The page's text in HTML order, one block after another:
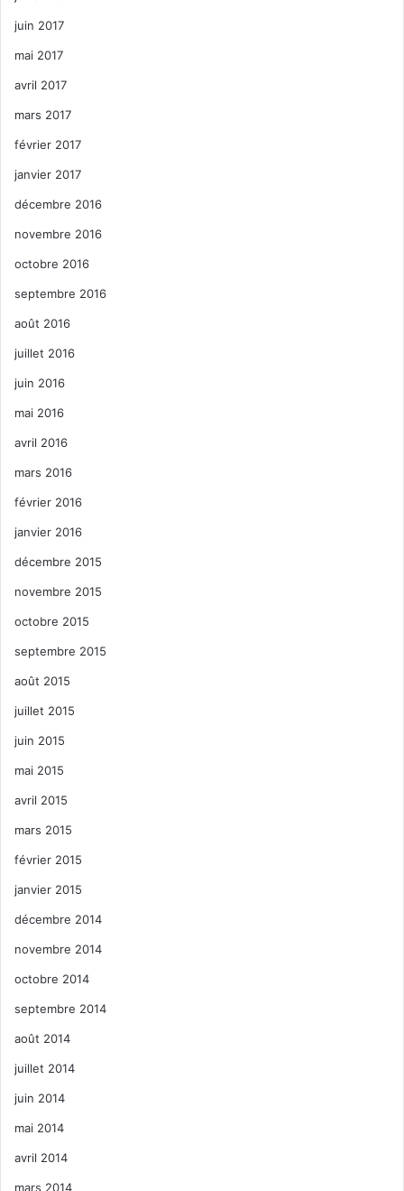
juin 2017
mai 2017
avril 2017
mars 2017
février 2017
janvier 2017
décembre 2016
novembre 2016
octobre 2016
septembre 2016
août 2016
juillet 2016
juin 2016
mai 2016
avril 2016
mars 2016
février 2016
janvier 2016
décembre 2015
novembre 2015
octobre 2015
septembre 2015
août 2015
juillet 2015
juin 2015
mai 2015
avril 2015
mars 2015
février 2015
janvier 2015
décembre 2014
novembre 2014
octobre 2014
septembre 2014
août 2014
juillet 2014
juin 2014
mai 2014
avril 2014
mars 2014